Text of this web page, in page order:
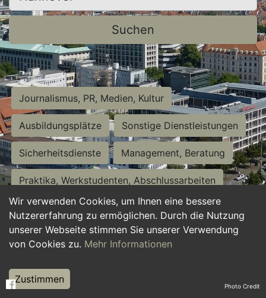
Wir verwenden Cookies, um Ihnen eine bessere
Nutzererfahrung zu ermöglichen. Durch die Nutzung
unserer Webseite stimmen Sie unserer Verwendung
von Cookies zu. Mehr Informationen
Zustimmen
Suchen
Journalismus, PR, Medien, Kultur
Ausbildungsplätze Sonstige Dienstleistungen
Sicherheitsdienste Management, Beratung
Praktika, Werkstudenten, Abschlussarbeiten
Personalwesen Assistenz, Sekretariat
Hilfskräfte, Aushilfs- und Nebenjobs
Weiterbildung, Studium, duale Ausbildung Photo Credit